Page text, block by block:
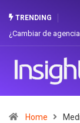
TRENDING
de agencia
Home